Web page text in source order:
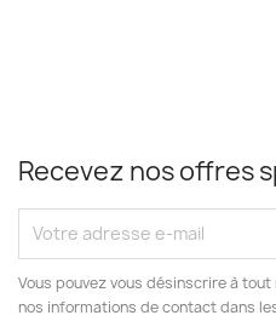
Recevez nos offres
Vous pouvez vous désinscrire à
nos informations de contact dans